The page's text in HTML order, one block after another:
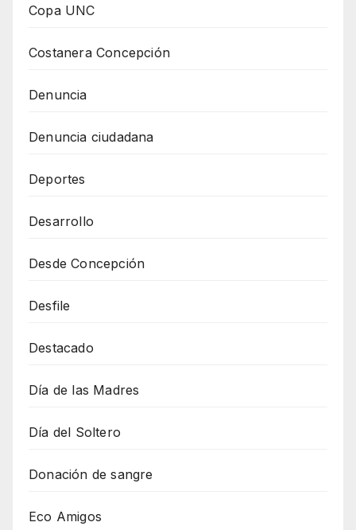
Copa UNC
Costanera Concepción
Denuncia
Denuncia ciudadana
Deportes
Desarrollo
Desde Concepción
Desfile
Destacado
Día de las Madres
Día del Soltero
Donación de sangre
Eco Amigos